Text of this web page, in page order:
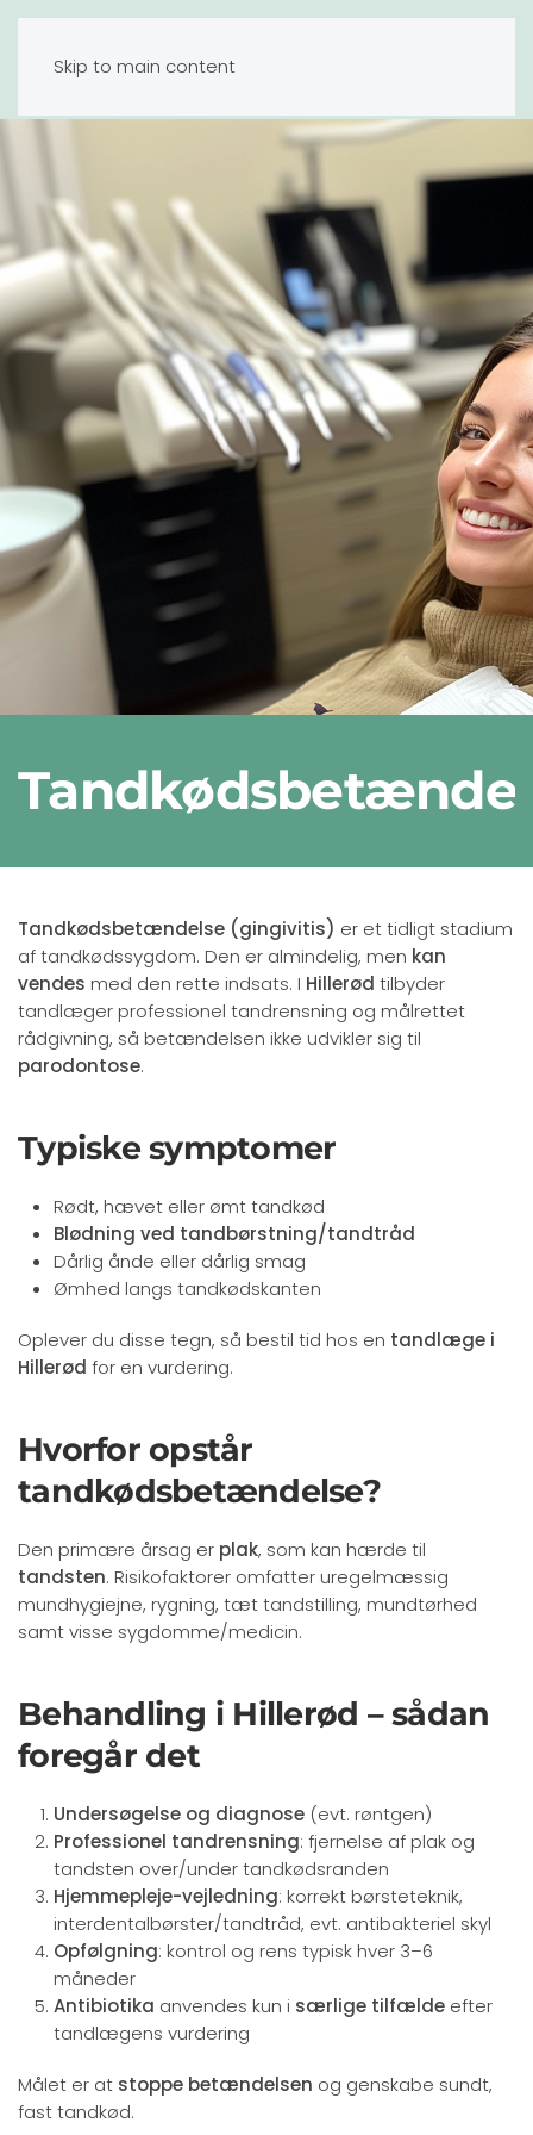
Skip to main content
Tandlæge Hillerød
Tandkødsbetændelse (gingivitis) er et tidligt stadium
af tandkødssygdom. Den er almindelig, men kan
vendes med den rette indsats. I Hillerød tilbyder
tandlæger professionel tandrensning og målrettet
rådgivning, så betændelsen ikke udvikler sig til
parodontose.
Typiske symptomer
Rødt, hævet eller ømt tandkød
Blødning ved tandbørstning/tandtråd
Dårlig ånde eller dårlig smag
Ømhed langs tandkødskanten
Oplever du disse tegn, så bestil tid hos en tandlæge i
Hillerød for en vurdering.
Hvorfor opstår
tandkødsbetændelse?
Den primære årsag er plak, som kan hærde til
tandsten. Risikofaktorer omfatter uregelmæssig
mundhygiejne, rygning, tæt tandstilling, mundtørhed
samt visse sygdomme/medicin.
Behandling i Hillerød – sådan
foregår det
Undersøgelse og diagnose (evt. røntgen)
Professionel tandrensning: fjernelse af plak og
tandsten over/under tandkødsranden
Hjemmepleje-vejledning: korrekt børsteteknik,
interdentalbørster/tandtråd, evt. antibakteriel skyl
Opfølgning: kontrol og rens typisk hver 3–6
måneder
Antibiotika anvendes kun i særlige tilfælde efter
tandlægens vurdering
Målet er at stoppe betændelsen og genskabe sundt,
fast tandkød.